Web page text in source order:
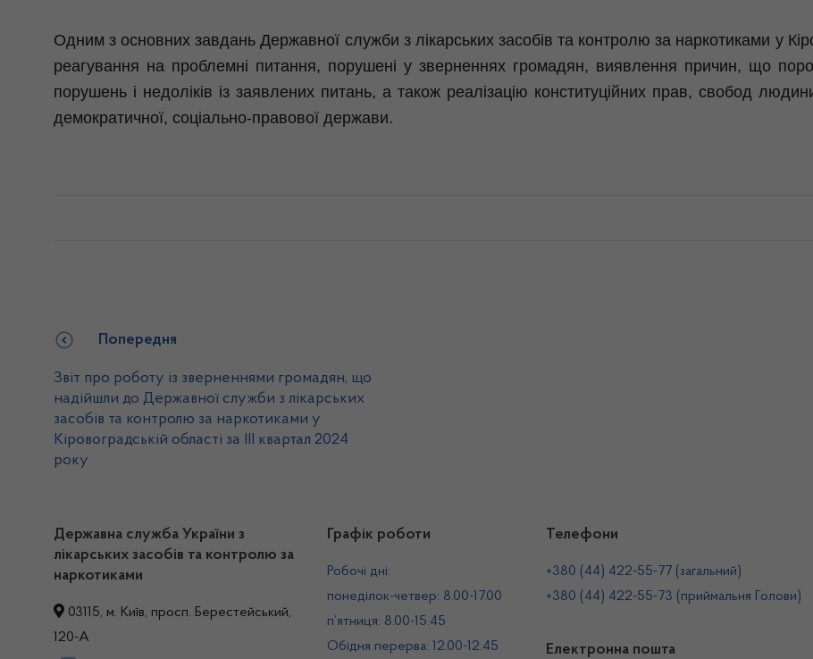
Одним з основних завдань Державної служби з лікарських засобів та контролю за наркотиками у
реагування на проблемні питання, порушені у зверненнях громадян, виявлення причин, що
порушень і недоліків із заявлених питань, а також реалізацію конституційних прав, свобод
демократичної, соціально-правової держави.
Попередня
Звіт про роботу із зверненнями громадян, що
надійшли до Державної служби з лікарських
засобів та контролю за наркотиками у
Кіровоградській області за IІІ квартал 2024
року
Державна служба України з
лікарських засобів та контролю за
наркотиками
03115, м. Київ, просп. Берестейський,
120-А
Графік роботи
Робочі дні:
понеділок-четвер: 8.00-17.00
п’ятниця: 8.00-15.45
Обідня перерва: 12.00-12.45
Телефони
+380 (44) 422-55-77 (загальний)
+380 (44) 422-55-73 (приймальня Голови)
Електронна пошта